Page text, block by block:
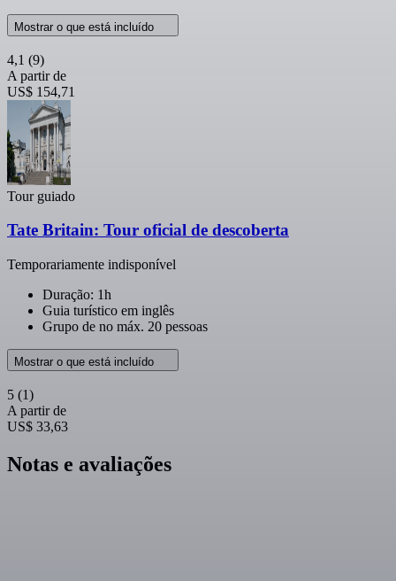
Mostrar o que está incluído
4,1 (9)
A partir de
US$ 154,71
Tour guiado
Tate Britain: Tour oficial de descoberta
Temporariamente indisponível
Duração: 1h
Guia turístico em inglês
Grupo de no máx. 20 pessoas
Mostrar o que está incluído
5 (1)
A partir de
US$ 33,63
Notas e avaliações